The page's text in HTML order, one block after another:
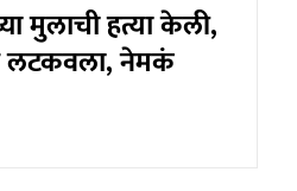
मुलाची हत्या केली,
लटकवला, नेमकं